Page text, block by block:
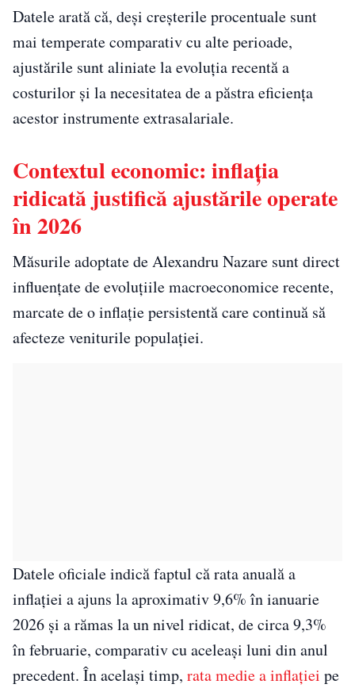
Datele arată că, deși creșterile procentuale sunt
mai temperate comparativ cu alte perioade,
ajustările sunt aliniate la evoluția recentă a
costurilor și la necesitatea de a păstra eficiența
acestor instrumente extrasalariale.
Contextul economic: inflația
ridicată justifică ajustările operate
în 2026
Măsurile adoptate de Alexandru Nazare sunt direct
influențate de evoluțiile macroeconomice recente,
marcate de o inflație persistentă care continuă să
afecteze veniturile populației.
Datele oficiale indică faptul că rata anuală a
inflației a ajuns la aproximativ 9,6% în ianuarie
2026 și a rămas la un nivel ridicat, de circa 9,3%
în februarie, comparativ cu aceleași luni din anul
precedent. În același timp, rata medie a inflației pe